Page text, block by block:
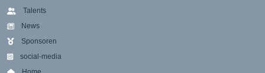
Talents
News
Sponsoren
social-media